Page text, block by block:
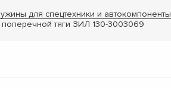
для спецтехники и автокомпоненты
тяги ЗИЛ 130-3003069